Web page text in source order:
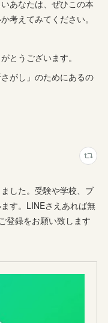
あなたは、ぜひこの本
考えてみてください。
とうございます。
がし」のためにあるの
した。受験や学校、ブ
す。LINEさえあれば無
登録をお願い致します